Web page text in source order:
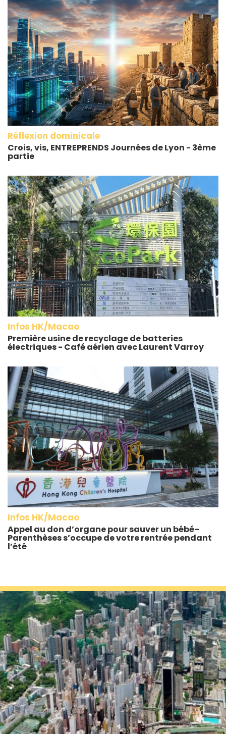
Réflexion dominicale
Crois, vis, ENTREPRENDS Journées de Lyon - 3ème
partie
Infos HK/Macao
Première usine de recyclage de batteries
électriques - Café aérien avec Laurent Varroy
Infos HK/Macao
Appel au don d’organe pour sauver un bébé–
Parenthèses s’occupe de votre rentrée pendant
l’été